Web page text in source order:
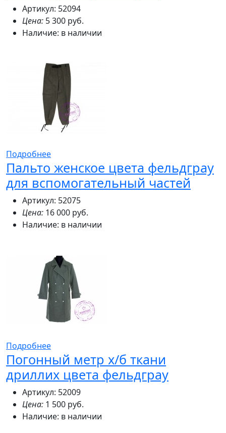
Артикул: 52094
Цена: 5 300 руб.
Наличие: в наличии
Подробнее
Пальто женское цвета фельдграу
для вспомогательный частей
Артикул: 52075
Цена: 16 000 руб.
Наличие: в наличии
Подробнее
Погонный метр х/б ткани
дриллих цвета фельдграу
Артикул: 52009
Цена: 1 500 руб.
Наличие: в наличии